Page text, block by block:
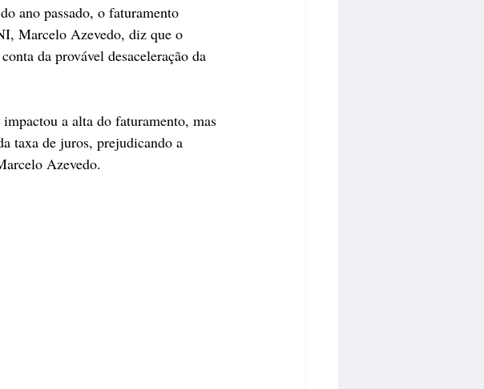
ano passado, o faturamento
Marcelo Azevedo, diz que o
da provável desaceleração da
a alta do faturamento, mas
taxa de juros, prejudicando a
Azevedo.